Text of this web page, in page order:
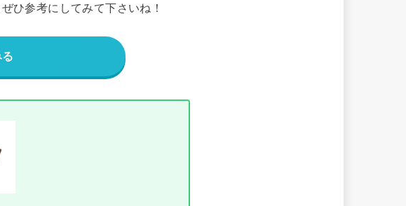
ひ参考にしてみて下さいね！